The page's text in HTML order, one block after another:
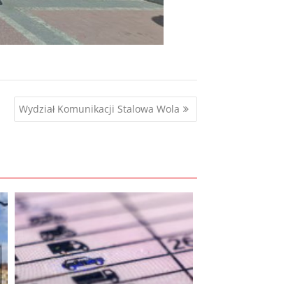
Wydział Komunikacji Stalowa Wola